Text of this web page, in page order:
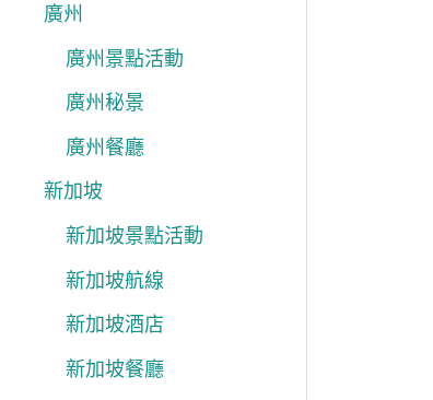
廣州
廣州景點活動
廣州秘景
廣州餐廳
新加坡
新加坡景點活動
新加坡航線
新加坡酒店
新加坡餐廳